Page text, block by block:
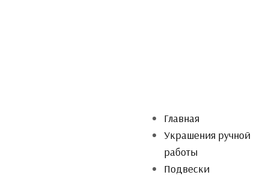
Главная
Украшения ручной
работы
Подвески